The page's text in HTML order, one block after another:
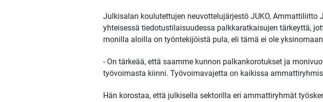
Julkisalan koulutettujen neuvottelujärjestö JUKO,
yhteisessä tiedotustilaisuudessa palkkaratkaisujen tärkeyttä,
monilla aloilla on työntekijöistä pula, eli tämä ei ole
- On tärkeää, että saamme kunnon palkankorotukset ja
työvoimasta kiinni. Työvoimavajetta on kaikissa
Hän korostaa, että julkisella sektorilla eri ammattiryhmät